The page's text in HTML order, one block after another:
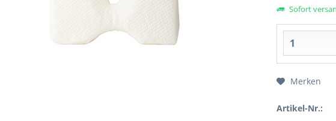
Sofort
Merken
Artikel-Nr.: